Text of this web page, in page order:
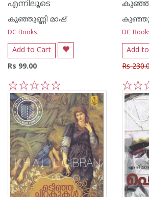
എന്നിലൂടെ
കുഞ്ഞുണ്ണി മാഷ്‌
DC Books
Add to Cart
Rs 99.00
5
4
3
2
1
DC
Add
Rs
3
2
1